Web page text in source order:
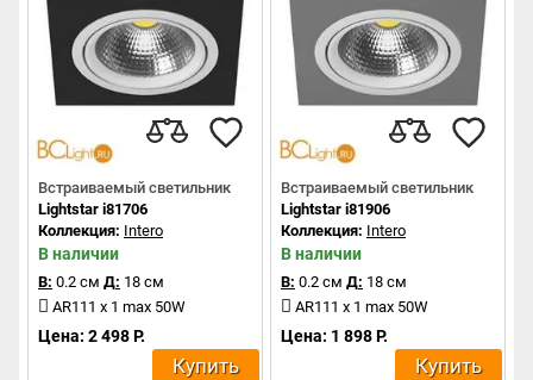
Встраиваемый светильник
Lightstar i81706
Коллекция: Intero
В наличии
В: 0.2 см Д: 18 см
AR111 x 1 max 50W
Цена: 2 498 Р.
Купить
Встраиваемый светильник
Lightstar i81906
Коллекция: Intero
В наличии
В: 0.2 см Д: 18 см
AR111 x 1 max 50W
Цена: 1 898 Р.
Купить